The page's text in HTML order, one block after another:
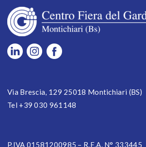
Via Brescia, 129 25018 Montichiari (BS)
Tel +39 030 961148
P.IVA 01581200985 – R.E.A. N° 333445